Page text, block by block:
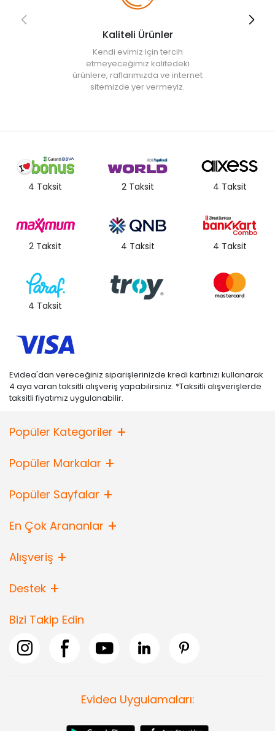
Kaliteli Ürünler
Kendi evimiz için tercih
etmeyeceğimiz kalitedeki
ürünlere, raflarımızda ve internet
sitemizde yer vermeyiz.
4 Taksit 2 Taksit 4 Taksit
2 Taksit 4 Taksit 4 Taksit
4 Taksit
Evidea'dan vereceğiniz siparişlerinizde kredi kartınızı kullanarak
4 aya varan taksitli alışveriş yapabilirsiniz. *Taksitli alışverişlerde
taksitli fiyatımız uygulanabilir.
Popüler Kategoriler
Popüler Markalar
Popüler Sayfalar
En Çok Arananlar
Alışveriş
Destek
Bizi Takip Edin
Evidea Uygulamaları: